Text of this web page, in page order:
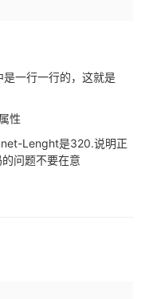
一行一行的，这就是
性
Lenght是320.说明正
问题不要在意